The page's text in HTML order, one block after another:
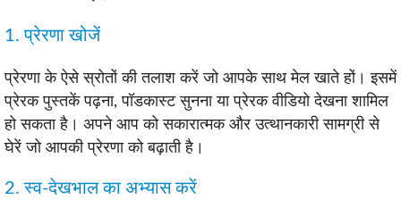
1. प्रेरणा खोजें
प्रेरणा के ऐसे स्रोतों की तलाश करें जो आपके साथ मेल खाते हों। इसमें
प्रेरक पुस्तकें पढ़ना, पॉडकास्ट सुनना या प्रेरक वीडियो देखना शामिल
हो सकता है। अपने आप को सकारात्मक और उत्थानकारी सामग्री से
घेरें जो आपकी प्रेरणा को बढ़ाती है।
2. स्व-देखभाल का अभ्यास करें